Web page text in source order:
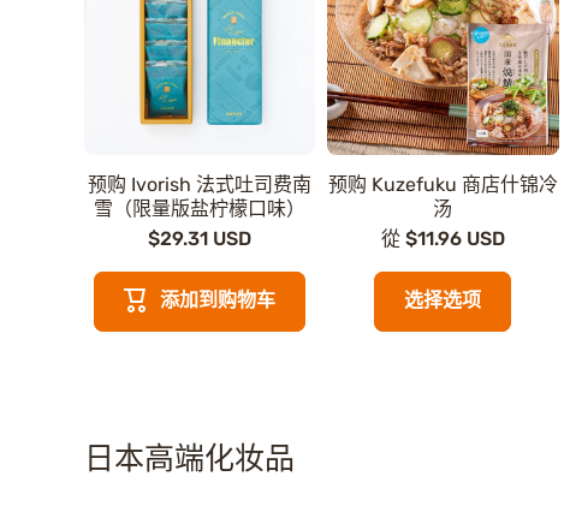
预购 Ivorish 法式吐司费南
雪（限量版盐柠檬口味）
$29.31 USD
添加到购物车
预购 Kuzefuku 商店什锦冷
汤
從 $11.96 USD
选择选项
日本高端化妆品